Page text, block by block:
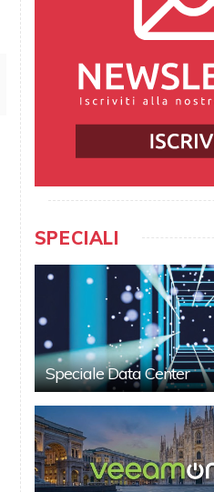
SPECIALI
Speciale Data Center